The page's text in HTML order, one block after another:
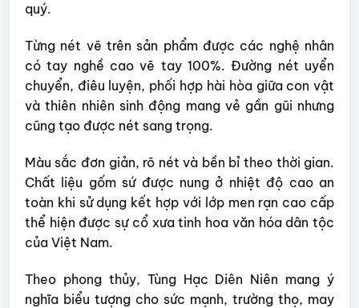
quý.
Từng nét vẽ trên sản phẩm được các nghệ nhân
có tay nghề cao vẽ tay 100%. Đường nét uyển
chuyển, điêu luyện, phối hợp hài hòa giữa con vật
và thiên nhiên sinh động mang vẻ gần gũi nhưng
cũng tạo được nét sang trọng.
Màu sắc đơn giản, rõ nét và bền bỉ theo thời gian.
Chất liệu gốm sứ được nung ở nhiệt độ cao an
toàn khi sử dụng kết hợp với lớp men rạn cao cấp
thể hiện được sự cổ xưa tinh hoa văn hóa dân tộc
của Việt Nam.
Theo phong thủy, Tùng Hạc Diên Niên mang ý
nghĩa biểu tượng cho sức mạnh, trường thọ, may